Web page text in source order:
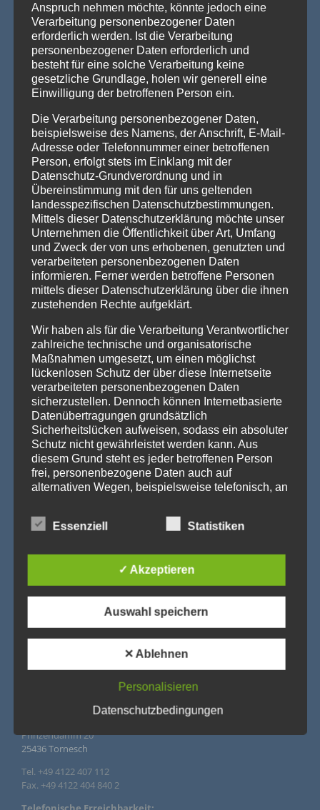
💡 Messehallen sind riesig, die Decken extrem hoch
– Wenn die Technik verschwindet und die Marken
strahlen – Traversenhussen
Traversenhussen: Die elegante Lösung für technische Konstruktionen
Wer hier einen [...]Weiterlesen »
Vom Gentlemen’s Club zum Eventhighlight – wie
GALACTICA den Chesterfield-Look neu erfindet
Die Stehtischhusse GALACTICA im Chesterfield Style bringt
den ikonischen Gentlemen’s-Club-Charme [...] Weiterlesen »
Wenn eine ganze Stadt im Halloween-Fieber ist…
Willkommen in Arnstadt! Zum 25. Mal verwandelt sich
Arnstadt zur [...] Weiterlesen »
PRODUKTSUCHE
Agentur Rindle – Trends for Events
Prinzendamm 20
25436 Tornesch
Tel. +49 4122 407 112
Fax. +49 4122 404 840 2
Anspruch nehmen möchte, könnte jedoch eine
Verarbeitung personenbezogener Daten
erforderlich werden. Ist die Verarbeitung
personenbezogener Daten erforderlich und
besteht für eine solche Verarbeitung keine
gesetzliche Grundlage, holen wir generell eine
Einwilligung der betroffenen Person ein.
Die Verarbeitung personenbezogener Daten,
beispielsweise des Namens, der Anschrift, E-Mail-
Adresse oder Telefonnummer einer betroffenen
Person, erfolgt stets im Einklang mit der
Datenschutz-Grundverordnung und in
Übereinstimmung mit den für uns geltenden
landesspezifischen Datenschutzbestimmungen.
Mittels dieser Datenschutzerklärung möchte unser
Unternehmen die Öffentlichkeit über Art, Umfang
und Zweck der von uns erhobenen, genutzten und
verarbeiteten personenbezogenen Daten
informieren. Ferner werden betroffene Personen
mittels dieser Datenschutzerklärung über die ihnen
zustehenden Rechte aufgeklärt.
Wir haben als für die Verarbeitung Verantwortlicher
zahlreiche technische und organisatorische
Maßnahmen umgesetzt, um einen möglichst
lückenlosen Schutz der über diese Internetseite
verarbeiteten personenbezogenen Daten
sicherzustellen. Dennoch können Internetbasierte
Datenübertragungen grundsätzlich
Sicherheitslücken aufweisen, sodass ein absoluter
Schutz nicht gewährleistet werden kann. Aus
diesem Grund steht es jeder betroffenen Person
frei, personenbezogene Daten auch auf
alternativen Wegen, beispielsweise telefonisch, an
Begriffsbestimmungen
Die Datenschutzerklärung beruht auf den Begrifflichkeiten, die
durch den Europäischen Richtlinien- und Verordnungsgeber
beim Erlass der Datenschutz-Grundverordnung (DS-GVO)
verwendet wurden. Unsere Datenschutzerklärung soll sowohl
für die Öffentlichkeit als auch für unsere Kunden und
Geschäftspartner einfach lesbar und verständlich sein. Um
dies zu gewährleisten, möchten wir vorab die verwendeten
Begrifflichkeiten erläutern.
Wir verwenden in dieser Datenschutzerklärung
a) personenbezogene Daten
Personenbezogene Daten sind alle Informationen, die
natürliche Person (im Folgenden „betroffene Person")
beziehen. Als identifizierbar wird eine natürliche Person
angesehen, die direkt oder indirekt, insbesondere
Essenziell Statistiken
✓ Akzeptieren
Auswahl speichern
✕ Ablehnen
Personalisieren
Datenschutzbedingungen